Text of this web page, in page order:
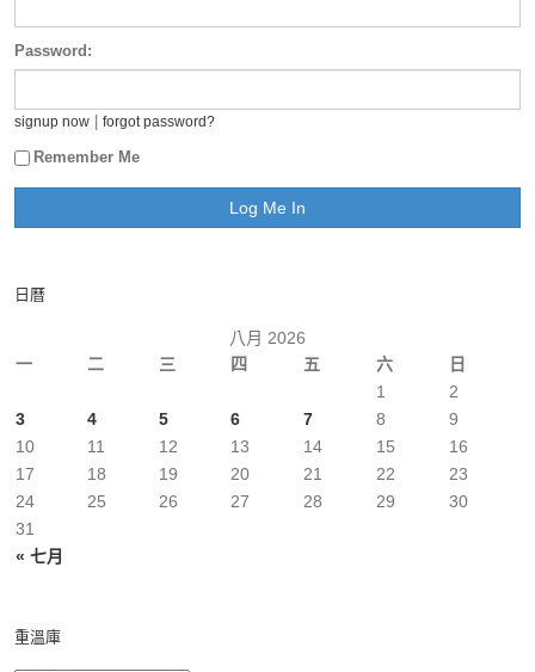
Password:
signup now forgot password?
Remember Me
日曆
八月 2026
一
二 三 四 五 六 日
« 七月
1
2
3
4 5 6 7 8
9
10
11 12 13 14 15
16
17
18 19 20 21 22
23
24
25 26 27 28 29
30
31
重溫庫